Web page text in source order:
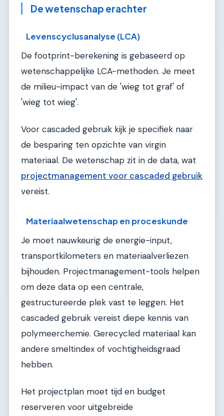
De wetenschap erachter
Levenscyclusanalyse (LCA)
De footprint-berekening is gebaseerd op
wetenschappelijke LCA-methoden. Je meet
de milieu-impact van de 'wieg tot graf' of
'wieg tot wieg'.
Voor cascaded gebruik kijk je specifiek naar
de besparing ten opzichte van virgin
materiaal. De wetenschap zit in de data, wat
projectmanagement voor cascaded gebruik
vereist.
Materiaalwetenschap en proceskunde
Je moet nauwkeurig de energie-input,
transportkilometers en materiaalverliezen
bijhouden. Projectmanagement-tools helpen
om deze data op een centrale,
gestructureerde plek vast te leggen. Het
cascaded gebruik vereist diepe kennis van
polymeerchemie. Gerecycled materiaal kan
andere smeltindex of vochtigheidsgraad
hebben.
Het projectplan moet tijd en budget
reserveren voor uitgebreide